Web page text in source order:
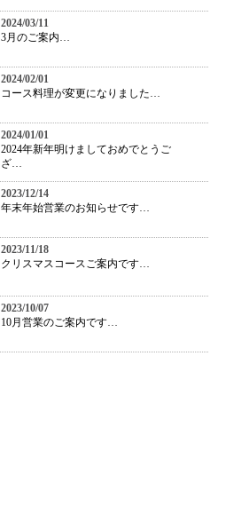
2024/03/11
3月のご案内…
2024/02/01
コース料理が変更になりました…
2024/01/01
2024年新年明けましておめでとうご
ざ…
2023/12/14
年末年始営業のお知らせです…
2023/11/18
クリスマスコースご案内です…
2023/10/07
10月営業のご案内です…